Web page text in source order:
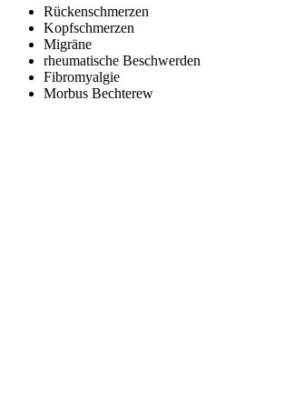
Rückenschmerzen
Kopfschmerzen
Migräne
rheumatische Beschwerden
Fibromyalgie
Morbus Bechterew